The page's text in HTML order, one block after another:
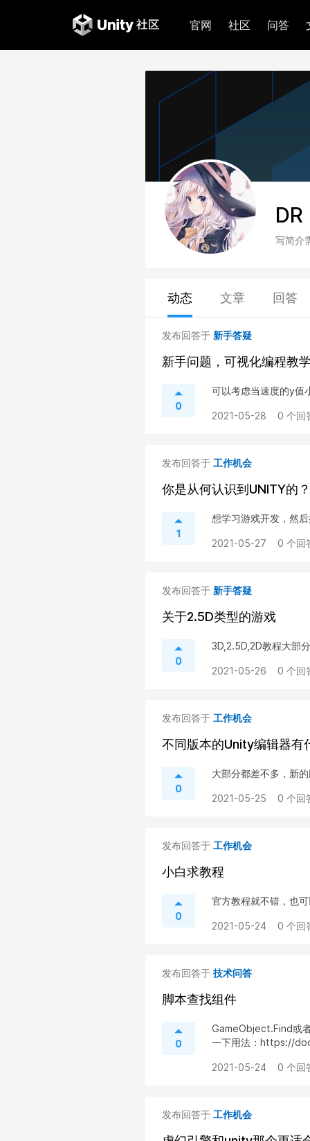
官网 社区 问答
DR
写简介
动态 文章 回答
发布回答于 新手答疑
新手问题，可视化编程教
0
可以考虑当速度的y值
2021-05-28 0 个回
发布回答于 工作机会
你是从何认识到UNITY的？
1
想学习游戏开发，然
2021-05-27 0 个回
发布回答于 新手答疑
关于2.5D类型的游戏
0
3D,2.5D,2D教程大部
2021-05-26 0 个回
发布回答于 工作机会
不同版本的Unity编辑器有
0
大部分都差不多，新
2021-05-25 0 个回
发布回答于 工作机会
小白求教程
0
官方教程就不错，也
2021-05-24 0 个回
发布回答于 技术问答
脚本查找组件
0
GameObject.Find或
一下用法：https://
2021-05-24 0 个回
发布回答于 工作机会